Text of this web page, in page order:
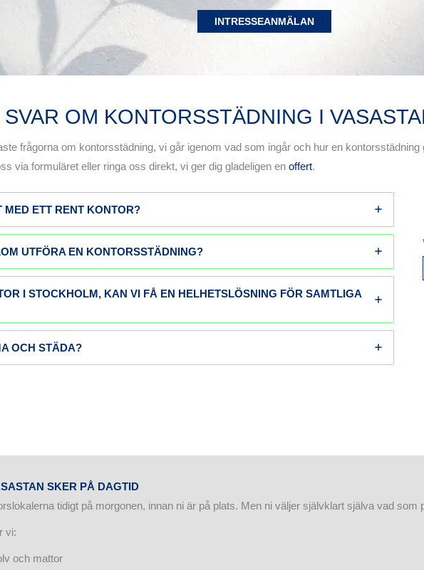
INTRESSEANMÄLAN
OM KONTORSSTÄDNING I
frågorna om kontorsstädning, vi går igenom vad som ingår och hur en
via formuläret eller ringa oss direkt, vi ger dig gladeligen en offert.
MED ETT RENT KONTOR?
UTFÖRA EN KONTORSSTÄDNING?
I STOCKHOLM, KAN VI FÅ EN HELHETSLÖSNING FÖR SAMTLIGA
OCH STÄDA?
SKER PÅ DAGTID
tidigt på morgonen, innan ni är på plats. Men ni väljer självklart själva vad som
vi:
och mattor